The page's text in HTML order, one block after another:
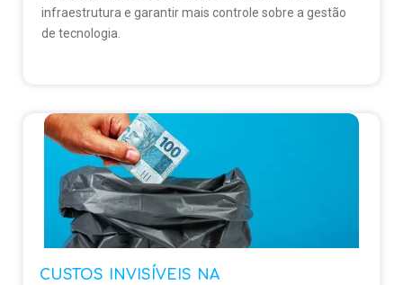
infraestrutura e garantir mais controle sobre a gestão
de tecnologia.
CUSTOS INVISÍVEIS NA